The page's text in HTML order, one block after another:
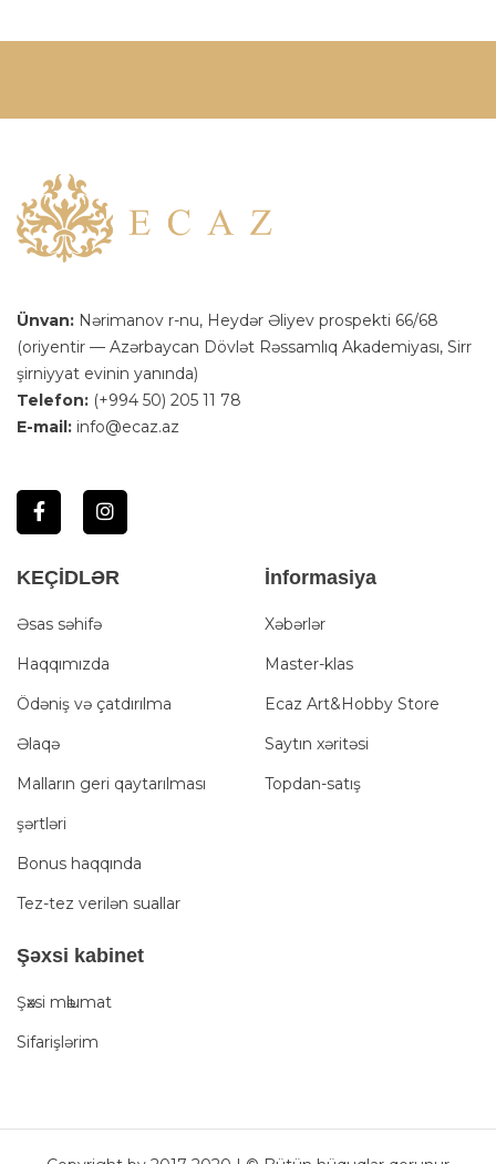
Ünvan: Nərimanov r-nu, Heydər Əliyev prospekti 66/68
(oriyentir — Azərbaycan Dövlət Rəssamlıq Akademiyası, Sirr
şirniyyat evinin yanında)
Telefon: (+994 50) 205 11 78
E-mail: info@ecaz.az
KEÇİDLƏR
Əsas səhifə
Haqqımızda
Ödəniş və çatdırılma
Əlaqə
Malların geri qaytarılması
şərtləri
Bonus haqqında
Tez-tez verilən suallar
İnformasiya
Xəbərlər
Master-klas
Ecaz Art&Hobby Store
Saytın xəritəsi
Topdan-satış
Şәxsi kabinet
Şәxsi mәlumat
Sifarişlərim